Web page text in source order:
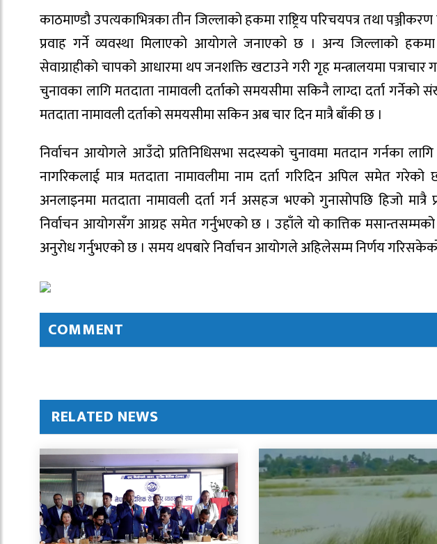
काठमाण्डौ उपत्यकाभित्रका तीन जिल्लाको हकमा राष्ट्रिय परिचयपत्र तथा
प्रवाह गर्ने व्यवस्था मिलाएको आयोगले जनाएको छ । अन्य जिल्लाको
सेवाग्राहीको चापको आधारमा थप जनशक्ति खटाउने गरी गृह मन्त्रालयमा
चुनावका लागि मतदाता नामावली दर्ताको समयसीमा सकिनै लाग्दा दर्ता
मतदाता नामावली दर्ताको समयसीमा सकिन अब चार दिन मात्रै बाँकी छ ।
निर्वाचन आयोगले आउँदो प्रतिनिधिसभा सदस्यको चुनावमा मतदान गर्नका
नागरिकलाई मात्र मतदाता नामावलीमा नाम दर्ता गरिदिन अपिल समेत
अनलाइनमा मतदाता नामावली दर्ता गर्न असहज भएको गुनासोपछि हिजो मात्रै
निर्वाचन आयोगसँग आग्रह समेत गर्नुभएको छ । उहाँले यो कात्तिक
अनुरोध गर्नुभएको छ । समय थपबारे निर्वाचन आयोगले अहिलेसम्म निर्णय
COMMENT
RELATED NEWS